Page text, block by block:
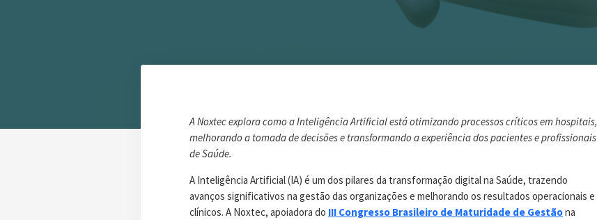
A Noxtec explora como a Inteligência Artificial está otimizando processos críticos em hospitais,
melhorando a tomada de decisões e transformando a experiência dos pacientes e profissionais
de Saúde.
A Inteligência Artificial (IA) é um dos pilares da transformação digital na Saúde, trazendo
avanços significativos na gestão das organizações e melhorando os resultados operacionais e
clínicos. A Noxtec, apoiadora do III Congresso Brasileiro de Maturidade de Gestãona